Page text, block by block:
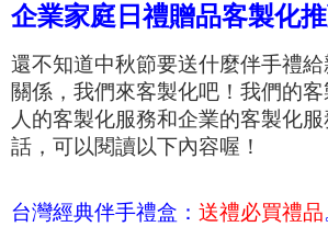
企業家庭日禮贈品客製化推
還不知道中秋節要送什麼伴手禮
關係，我們來客製化吧！我們的
人的客製化服務和企業的客製化
話，可以閱讀以下內容喔！
台灣經典伴手禮盒： 送禮必買禮品